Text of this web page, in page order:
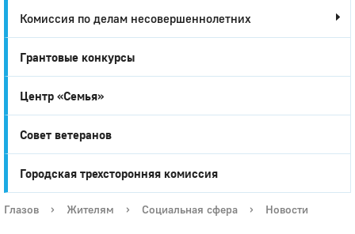
Комиссия по делам несовершеннолетних
Грантовые конкурсы
Центр «Семья»
Совет ветеранов
Городская трехсторонняя комиссия
Глазов › Жителям › Социальная сфера › Новости